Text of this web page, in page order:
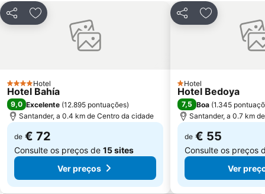
PartilharAdicionar aos favoritos
4 Estrelas
Hotel
Hotel Bahía
9,0 Excelente (12.895 pontuações)
Santander, a 0.4 km de Centro da cidade
de € 72
Consulte os preços de 15 sites
Ver preços
PartilharAdicionar
1 Estrelas
Hotel
Hotel Bedoya
7,5 Boa (1.345
Santander, a 0.7 km
de € 55
Consulte os preços
Ver